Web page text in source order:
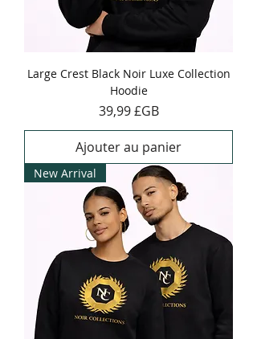
Large Crest Black Noir Luxe Collection
Hoodie
Prix
39,99 £GB
Ajouter au panier
New Arrival